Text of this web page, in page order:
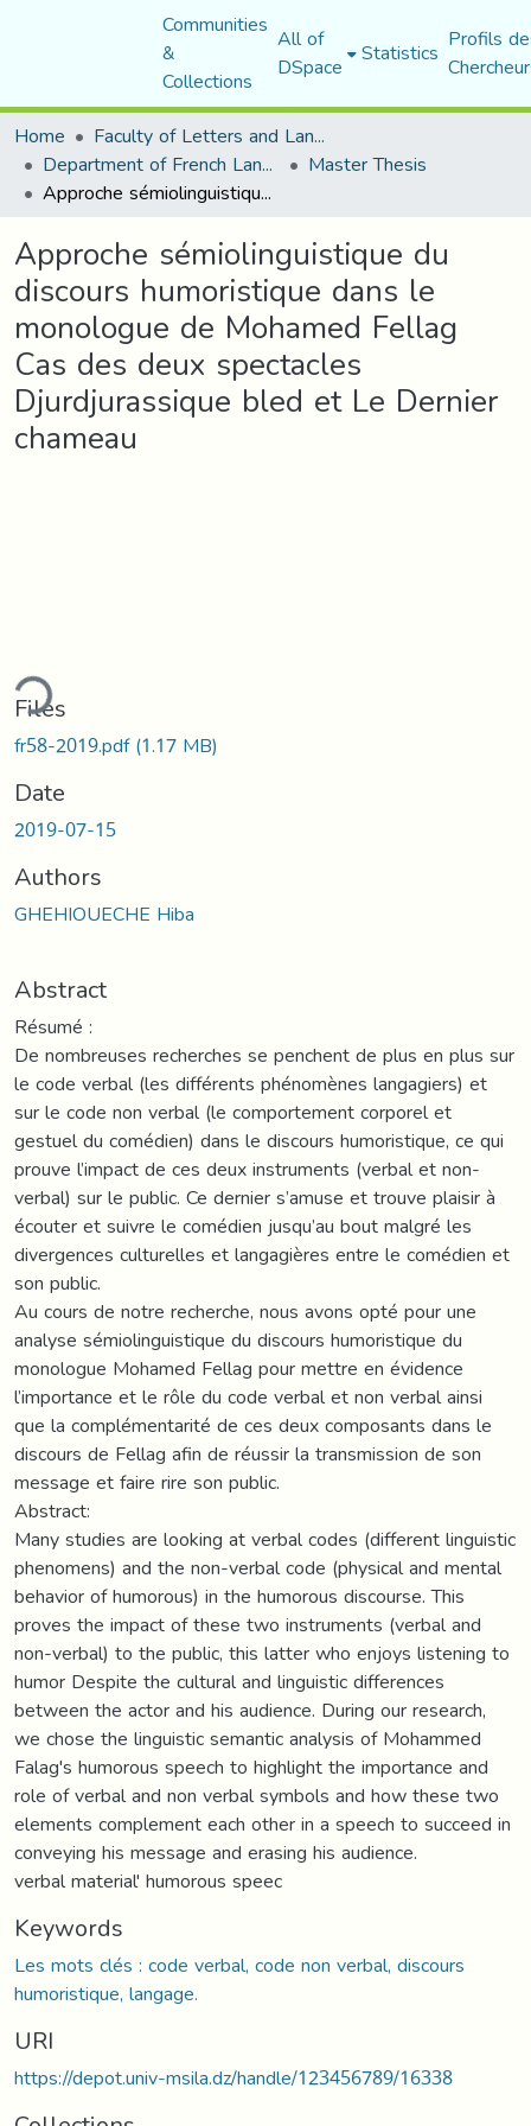
Communities
&
Collections
All of
DSpace Statistics Profils
Home
Faculty of Letters and Languages
Department of French Language and Literature Master Thesis
Approche sémiolinguistique du discours humoristique dans le monologue de Mohamed Fellag Cas des deux spectacles Djurdjurassique bled et Le Dernier chameau
Approche sémiolinguistique du
discours humoristique dans le
monologue de Mohamed Fellag
Cas des deux spectacles
Djurdjurassique bled et Le Dernier
chameau
Files
fr58-2019.pdf(1.17 MB)
Date
2019-07-15
Authors
GHEHIOUECHE Hiba
Abstract
Résumé :
De nombreuses recherches se penchent de plus en plus sur
le code verbal (les différents phénomènes langagiers) et
sur le code non verbal (le comportement corporel et
gestuel du comédien) dans le discours humoristique, ce qui
prouve l’impact de ces deux instruments (verbal et non-
verbal) sur le public. Ce dernier s’amuse et trouve plaisir à
écouter et suivre le comédien jusqu’au bout malgré les
divergences culturelles et langagières entre le comédien et
son public.
Au cours de notre recherche, nous avons opté pour une
analyse sémiolinguistique du discours humoristique du
monologue Mohamed Fellag pour mettre en évidence
l’importance et le rôle du code verbal et non verbal ainsi
que la complémentarité de ces deux composants dans le
discours de Fellag afin de réussir la transmission de son
message et faire rire son public.
Abstract:
Many studies are looking at verbal codes (different linguistic
phenomens) and the non-verbal code (physical and mental
behavior of humorous) in the humorous discourse. This
proves the impact of these two instruments (verbal and
non-verbal) to the public, this latter who enjoys listening to
humor Despite the cultural and linguistic differences
between the actor and his audience. During our research,
we chose the linguistic semantic analysis of Mohammed
Falag's humorous speech to highlight the importance and
role of verbal and non verbal symbols and how these two
elements complement each other in a speech to succeed in
conveying his message and erasing his audience.
verbal material' humorous speec
Keywords
Les mots clés : code verbal, code non verbal, discours
humoristique, langage.
URI
https://depot.univ-msila.dz/handle/123456789/16338